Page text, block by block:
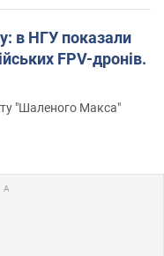
в НГУ показали
FPV-дронів.
"Шаленого Макса"